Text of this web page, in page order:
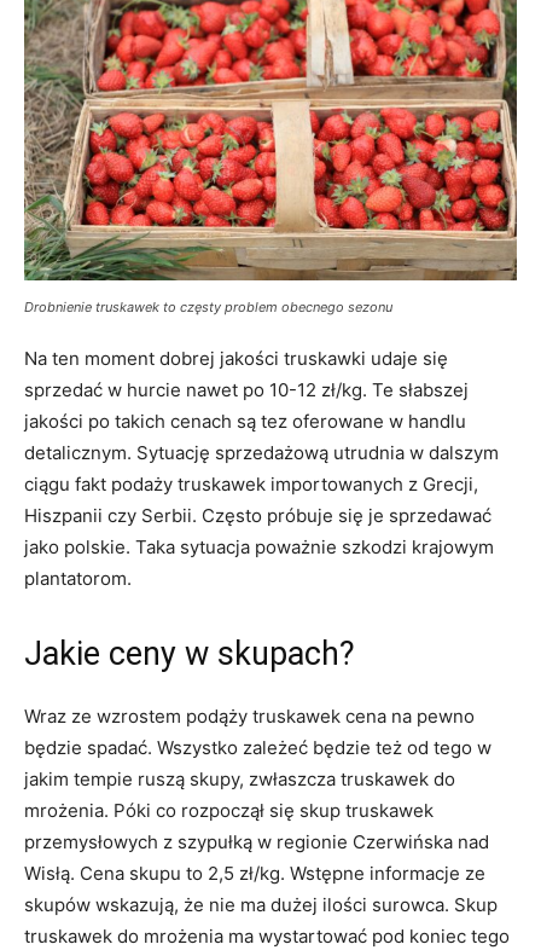
Drobnienie truskawek to częsty problem obecnego sezonu
Na ten moment dobrej jakości truskawki udaje się
sprzedać w hurcie nawet po 10-12 zł/kg. Te słabszej
jakości po takich cenach są tez oferowane w handlu
detalicznym. Sytuację sprzedażową utrudnia w dalszym
ciągu fakt podaży truskawek importowanych z Grecji,
Hiszpanii czy Serbii. Często próbuje się je sprzedawać
jako polskie. Taka sytuacja poważnie szkodzi krajowym
plantatorom.
Jakie ceny w skupach?
Wraz ze wzrostem podąży truskawek cena na pewno
będzie spadać. Wszystko zależeć będzie też od tego w
jakim tempie ruszą skupy, zwłaszcza truskawek do
mrożenia. Póki co rozpoczął się skup truskawek
przemysłowych z szypułką w regionie Czerwińska nad
Wisłą. Cena skupu to 2,5 zł/kg. Wstępne informacje ze
skupów wskazują, że nie ma dużej ilości surowca. Skup
truskawek do mrożenia ma wystartować pod koniec tego